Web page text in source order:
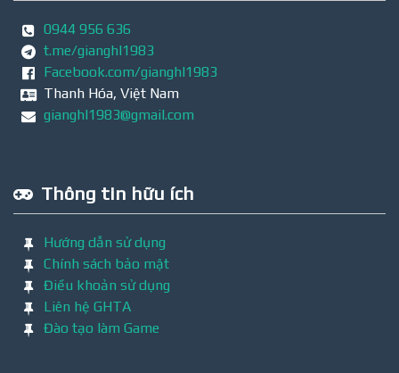
0944 956 636
t.me/gianghl1983
Facebook.com/gianghl1983
Thanh Hóa, Việt Nam
gianghl1983@gmail.com
Thông tin hữu ích
Hướng dẫn sử dụng
Chính sách bảo mật
Điều khoản sử dụng
Liên hệ GHTA
Đào tạo làm Game